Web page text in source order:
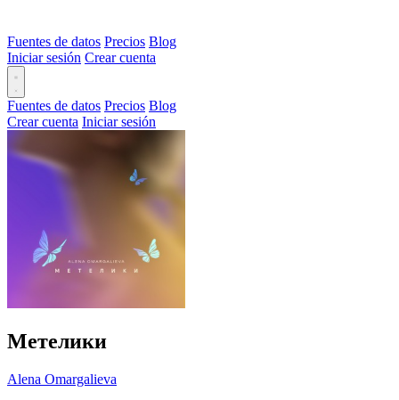
Fuentes de datos Precios Blog
Iniciar sesión Crear cuenta
Fuentes de datos Precios Blog
Crear cuenta Iniciar sesión
Метелики
Alena Omargalieva